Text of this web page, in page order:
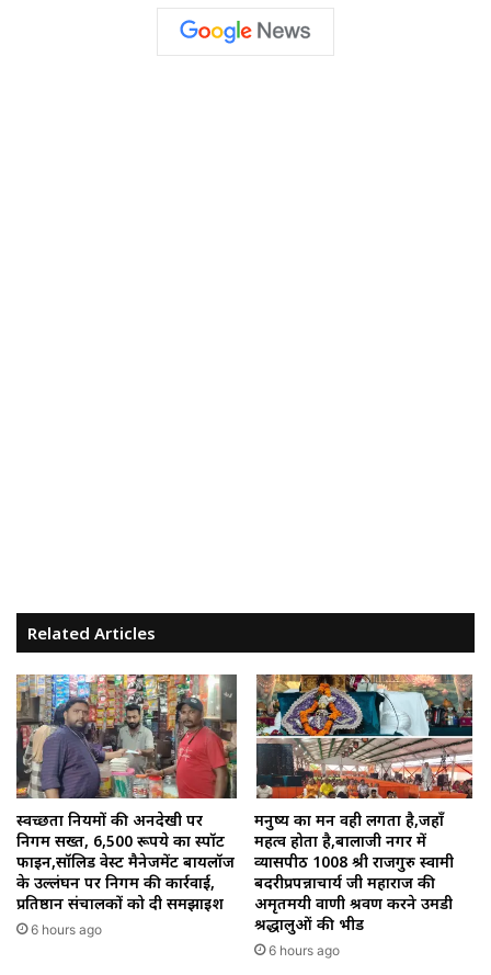
Related Articles
स्वच्छता नियमों की अनदेखी पर
निगम सख्त, 6,500 रूपये का स्पॉट
फाइन,सॉलिड वेस्ट मैनेजमेंट बायलॉज
के उल्लंघन पर निगम की कार्रवाई,
प्रतिष्ठान संचालकों को दी समझाइश
6 hours ago
मनुष्य का मन वही लगता है,जहाँ
महत्व होता है,बालाजी नगर में
व्यासपीठ 1008 श्री राजगुरु स्वामी
बदरीप्रपन्नाचार्य जी महाराज की
अमृतमयी वाणी श्रवण करने उमडी
श्रद्धालुओं की भीड
6 hours ago